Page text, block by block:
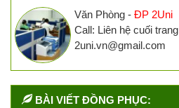
Văn Phòng - ĐP 2Uni
Call: Liên hệ cuối trang
2uni.vn@gmail.com
BÀI VIẾT ĐỒNG PHỤC: